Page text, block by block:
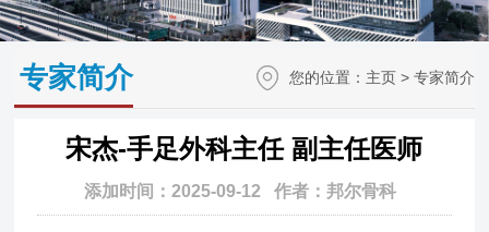
您的位置： 主页> 专家简介
专家简介
宋杰-手足外科主任 副主任医师
添加时间：2025-09-12 作者：邦尔骨科